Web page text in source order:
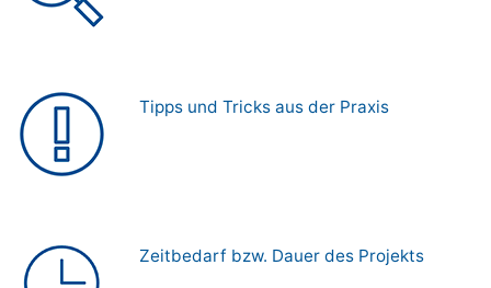
Tipps und Tricks aus der Praxis
Zeitbedarf bzw. Dauer des Projekts